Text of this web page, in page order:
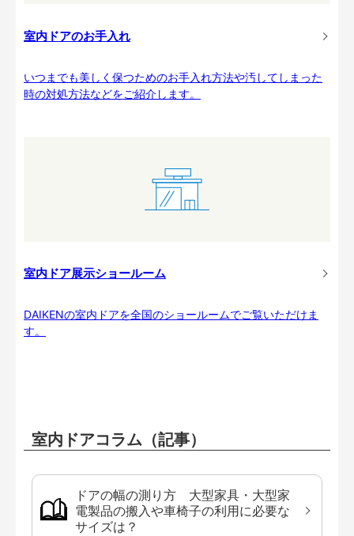
室内ドアのお手入れ
いつまでも美しく保つためのお手入れ方法や汚してしまった
時の対処方法などをご紹介します。
室内ドア展示ショールーム
DAIKENの室内ドアを全国のショールームでご覧いただけま
す。
室内ドアコラム（記事）
ドアの幅の測り方 大型家具・大型家
電製品の搬入や車椅子の利用に必要な
サイズは？